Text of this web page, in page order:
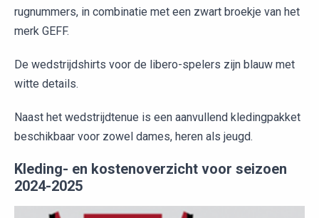
rugnummers, in combinatie met een zwart broekje van het
merk GEFF.
De wedstrijdshirts voor de libero-spelers zijn blauw met
witte details.
Naast het wedstrijdtenue is een aanvullend kledingpakket
beschikbaar voor zowel dames, heren als jeugd.
Kleding- en kostenoverzicht voor seizoen
2024-2025